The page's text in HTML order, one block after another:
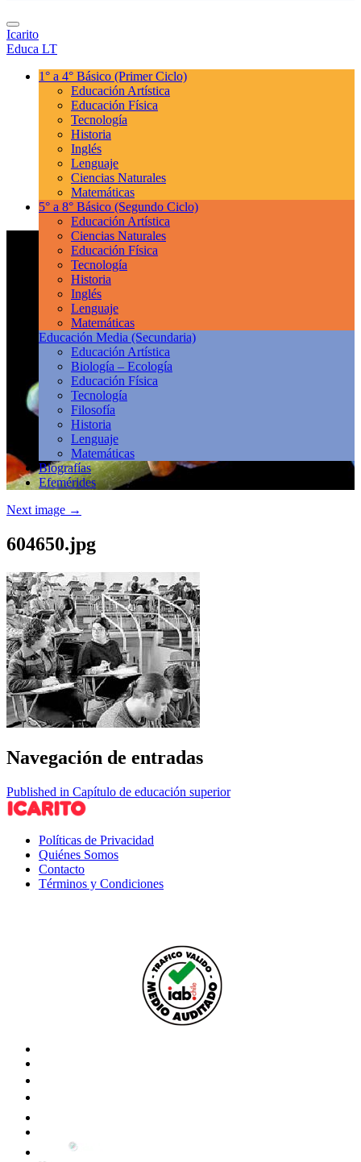
Icarito
Educa LT
1° a 4° Básico (Primer Ciclo)
Educación Artística
Educación Física
Tecnología
Historia
Inglés
Lenguaje
Ciencias Naturales
Matemáticas
5° a 8° Básico (Segundo Ciclo)
Educación Artística
Ciencias Naturales
Educación Física
Tecnología
Historia
Inglés
Lenguaje
Matemáticas
Educación Media (Secundaria)
Educación Artística
Biología – Ecología
Educación Física
Tecnología
Filosofía
Historia
Lenguaje
Matemáticas
Biografías
Efemérides
Next image →
604650.jpg
Navegación de entradas
Published in Capítulo de educación superior
Políticas de Privacidad
Quiénes Somos
Contacto
Términos y Condiciones